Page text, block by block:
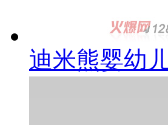
迪米熊婴幼